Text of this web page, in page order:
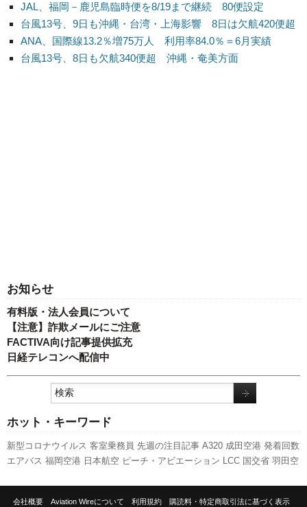
JAL、福岡－鹿児島臨時便を8/19まで継続 80便設定
台風13号、9日も沖縄・台湾・上海影響 8日は欠航420便超
ANA、国際線13.2％増75万人 利用率84.0％＝6月実績
台風13号、8日も欠航340便超 沖縄・奄美方面
お知らせ
有料版・法人会員について
【注意】詐欺メールにご注意
FACTIVA向け記事提供拡充
日経テレコンへ配信中
ホット・キーワード
新型コロナウイルス 客室乗務員 先週の注目記事 A320 成田空港 発着回数
エアバス 福岡空港 日本航空 ピーチ・アビエーション LCC 国交省 羽田空
会社概要 Aviation Wireについて 利用規約 購読料・特定商取引法に基づく表示